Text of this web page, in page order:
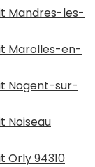
Mandres-les-
Marolles-en-
Nogent-sur-
Noiseau
Orly 94310